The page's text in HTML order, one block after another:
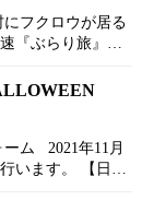
フクロウが居る
『ぶらり旅』を
白糸の滝へ向か
ります。 幸運の
ム 2021年11月
います。 【日